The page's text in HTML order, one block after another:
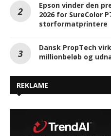
Epson vinder den
2026 for SureColor
storformatprintere
Dansk PropTech
millionbeløb og
REKLAME